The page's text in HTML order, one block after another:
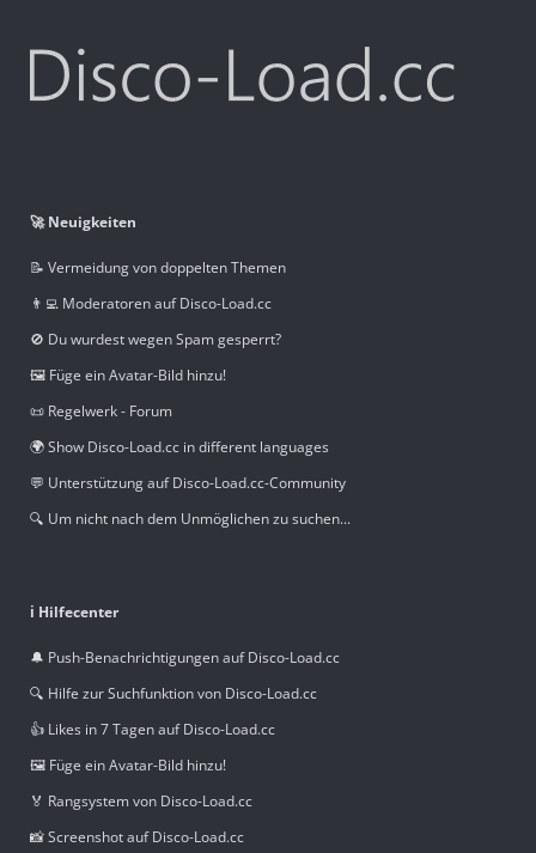
🚀 Neuigkeiten
📝 Vermeidung von doppelten Themen
👨‍💻 Moderatoren auf Disco-Load.cc
🚫 Du wurdest wegen Spam gesperrt?
🖼️ Füge ein Avatar-Bild hinzu!
📜 Regelwerk - Forum
🌍 Show Disco-Load.cc in different languages
💬 Unterstützung auf Disco-Load.cc-Community
🔍 Um nicht nach dem Unmöglichen zu suchen...
ℹ️ Hilfecenter
🔔 Push-Benachrichtigungen auf Disco-Load.cc
🔍 Hilfe zur Suchfunktion von Disco-Load.cc
👍 Likes in 7 Tagen auf Disco-Load.cc
🖼️ Füge ein Avatar-Bild hinzu!
🏅 Rangsystem von Disco-Load.cc
📸 Screenshot auf Disco-Load.cc